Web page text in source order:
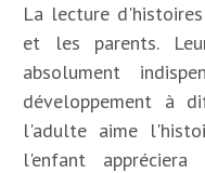
La lecture
et les parents.
absolument
développement à
l'adulte aime
l'enfant